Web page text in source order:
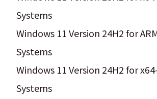
Systems
Windows 11 Version 24H2 for
Systems
Windows 11 Version 24H2 for
Systems